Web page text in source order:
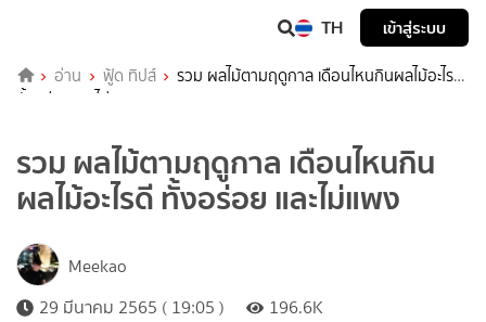
TH เข้าสู่ระบบ
อ่าน ฟู้ด ทิปส์
รวม ผลไม้ตามฤดูกาล เดือนไหนกินผลไม้อะไรดี
ทั้งอร่อย และไม่แพง
รวม ผลไม้ตามฤดูกาล เดือนไหนกิน
ผลไม้อะไรดี ทั้งอร่อย และไม่แพง
Meekao
29 มีนาคม 2565 ( 19:05 )
196.6K